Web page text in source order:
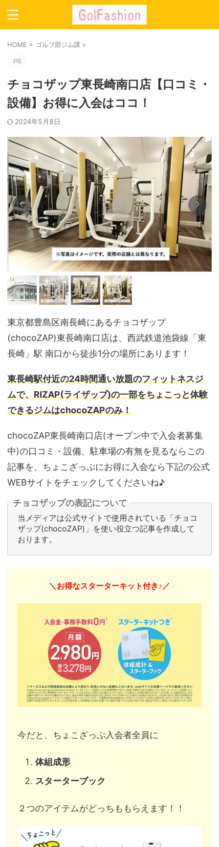
HOME > ゴルフ部ジム課 >
PR
チョコザップ東長崎南口店【口コミ・
設備】お得に入会はココ！
2024年5月8日
東京都豊島区南長崎にあるチョコザップ
(chocoZAP)東長崎南口店は、西武鉄道池袋線「東
長崎」駅 南口から徒歩1分の場所にあります！
東長崎駅付近の24時間通い放題のフィットネスジ
ムで、RIZAP(ライザップ)の一部をちょこっと体験
できるジムはchocoZAPのみ！
chocoZAP東長崎南口店(オープン中で入会者募集
中)の口コミ・設備、駐車場の有無を見るならこの
記事を、ちょこざっぷにお得に入会なら下記の公式
WEBサイトをチェックしてくださいね♪
チョコザップの表記について
当メディアは公式サイトで使用されている「チョコ
ザップ(chocoZAP)」を使い役立つ記事を作成して
おります。
＼お得なスターターキット付き♪／
今だと、ちょこざっぷ入会者全員に
体組成形
スターターブック
２つのアイテムがどっちももらえます！！